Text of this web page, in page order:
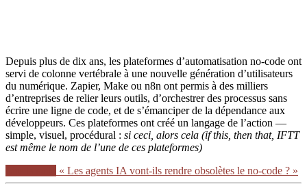
Depuis plus de dix ans, les plateformes d’automatisation no-code ont
servi de colonne vertébrale à une nouvelle génération d’utilisateurs
du numérique. Zapier, Make ou n8n ont permis à des milliers
d’entreprises de relier leurs outils, d’orchestrer des processus sans
écrire une ligne de code, et de s’émanciper de la dépendance aux
développeurs. Ces plateformes ont créé un langage de l’action —
simple, visuel, procédural : si ceci, alors cela (if this, then that, IFTT
est même le nom de l’une de ces plateformes)
« Les agents IA vont-ils rendre obsolètes le no-code ? »